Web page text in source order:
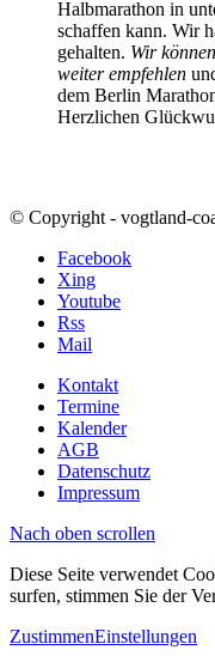
Halbmarathon in
schaffen kann. Wir
gehalten. Wir
weiter empfehlen
dem Berlin
Herzlichen
© Copyright - vogtland-
Facebook
Xing
Youtube
Rss
Mail
Kontakt
Termine
Kalender
AGB
Datenschutz
Impressum
Nach oben scrollen
Diese Seite verwendet
surfen, stimmen Sie der
ZustimmenEinstellungen